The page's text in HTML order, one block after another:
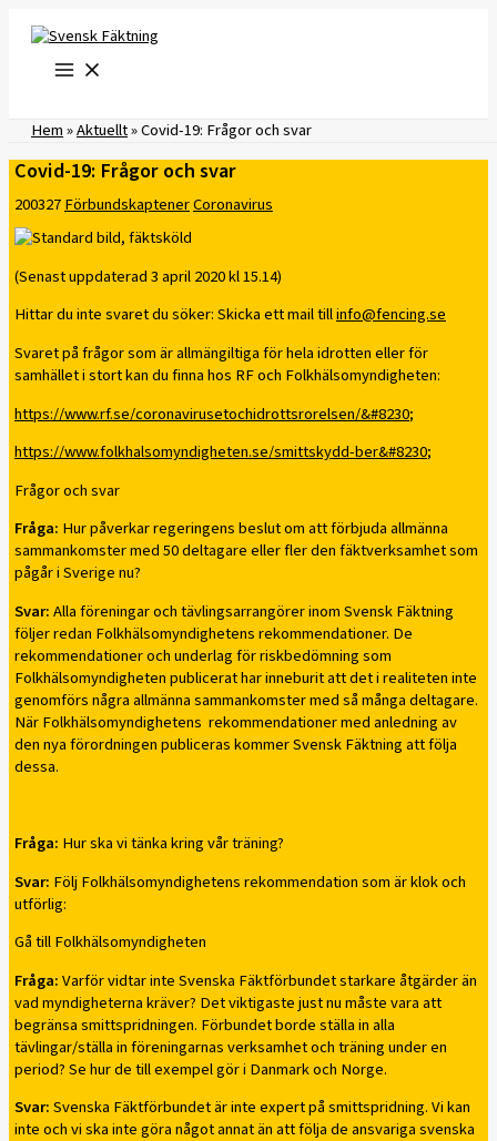
innehåll
Hem»Aktuellt»Covid-19: Frågor och svar
Covid-19: Frågor och svar
200327FörbundskaptenerCoronavirus
(Senast uppdaterad 3 april 2020 kl 15.14)
Hittar du inte svaret du söker: Skicka ett mail tillinfo@fencing.se
Svaret på frågor som är allmängiltiga för hela idrotten eller för
samhället i stort kan du finna hos RF och Folkhälsomyndigheten:
https://www.rf.se/coronavirusetochidrottsrorelsen/&#8230;
https://www.folkhalsomyndigheten.se/smittskydd-ber&#8230;
Frågor och svar
Fråga: Hur påverkar regeringens beslut om att förbjuda allmänna
sammankomster med 50 deltagare eller fler den fäktverksamhet som
pågår i Sverige nu?
Svar:Alla föreningar och tävlingsarrangörer inom Svensk Fäktning
följer redan Folkhälsomyndighetens rekommendationer. De
rekommendationer och underlag för riskbedömning som
Folkhälsomyndigheten publicerat har inneburit att det i realiteten inte
genomförs några allmänna sammankomster med så många deltagare.
När Folkhälsomyndighetens rekommendationer med anledning av
den nya förordningen publiceras kommer Svensk Fäktning att följa
dessa.
Fråga: Hur ska vi tänka kring vår träning?
Svar: Följ Folkhälsomyndighetens rekommendation som är klok och
utförlig:
Gå till Folkhälsomyndigheten
Fråga:Varför vidtar inte Svenska Fäktförbundet starkare åtgärder än
vad myndigheterna kräver? Det viktigaste just nu måste vara att
begränsa smittspridningen. Förbundet borde ställa in alla
tävlingar/ställa in föreningarnas verksamhet och träning under en
period? Se hur de till exempel gör i Danmark och Norge.
Svar:Svenska Fäktförbundet är inte expert på smittspridning. Vi kan
inte och vi ska inte göra något annat än att följa de ansvariga svenska